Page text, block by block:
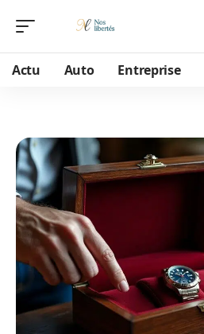
Actu Auto Entreprise